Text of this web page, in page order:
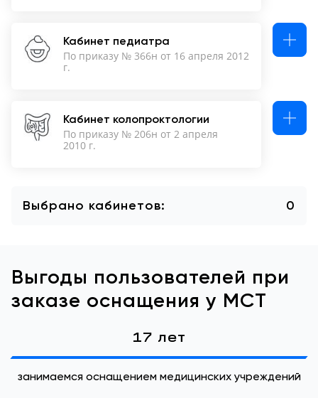
Кабинет педиатра
По приказу № 366н от 16 апреля 2012
г.
Кабинет колопроктологии
По приказу № 206н от 2 апреля
2010 г.
Выбрано кабинетов: 0
Выгоды пользователей при
заказе оснащения у МСТ
17 лет
занимаемся оснащением медицинских учреждений